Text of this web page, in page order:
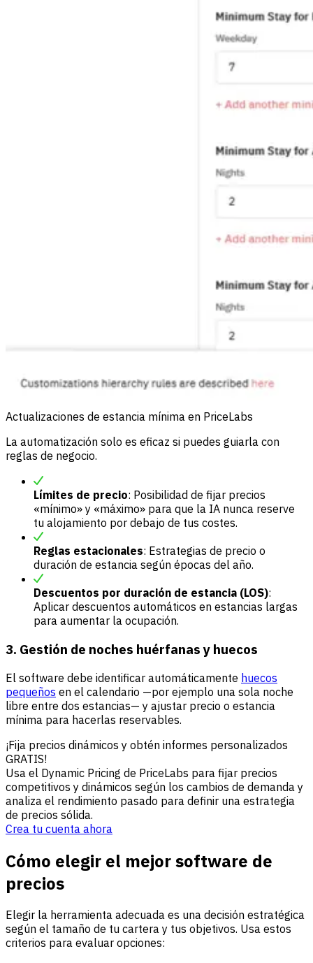
Actualizaciones de estancia mínima en PriceLabs
La automatización solo es eficaz si puedes guiarla con
reglas de negocio.
Límites de precio: Posibilidad de fijar precios
«mínimo» y «máximo» para que la IA nunca reserve
tu alojamiento por debajo de tus costes.
Reglas estacionales: Estrategias de precio o
duración de estancia según épocas del año.
Descuentos por duración de estancia (LOS):
Aplicar descuentos automáticos en estancias largas
para aumentar la ocupación.
3. Gestión de noches huérfanas y huecos
El software debe identificar automáticamente huecos
pequeños en el calendario —por ejemplo una sola noche
libre entre dos estancias— y ajustar precio o estancia
mínima para hacerlas reservables.
¡Fija precios dinámicos y obtén informes personalizados
GRATIS!
Usa el Dynamic Pricing de PriceLabs para fijar precios
competitivos y dinámicos según los cambios de demanda y
analiza el rendimiento pasado para definir una estrategia
de precios sólida.
Crea tu cuenta ahora
Cómo elegir el mejor software de
precios
Elegir la herramienta adecuada es una decisión estratégica
según el tamaño de tu cartera y tus objetivos. Usa estos
criterios para evaluar opciones: